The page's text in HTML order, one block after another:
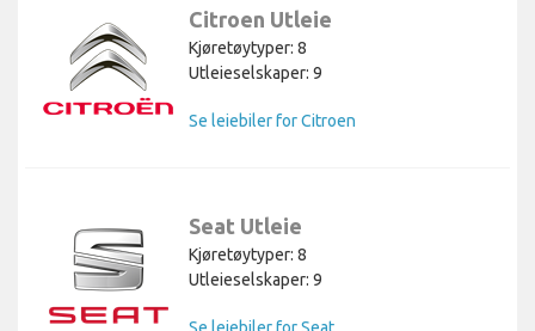
Citroen Utleie
Kjøretøytyper: 8
Utleieselskaper: 9
Se leiebiler for Citroen
Seat Utleie
Kjøretøytyper: 8
Utleieselskaper: 9
Se leiebiler for Seat